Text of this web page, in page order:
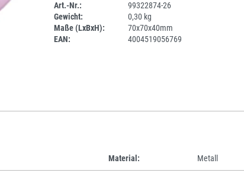
Art.-Nr.:
99322874-26
Gewicht:
0,30 kg
Maße (LxBxH):
70x70x40mm
EAN:
4004519056769
Material: Metall